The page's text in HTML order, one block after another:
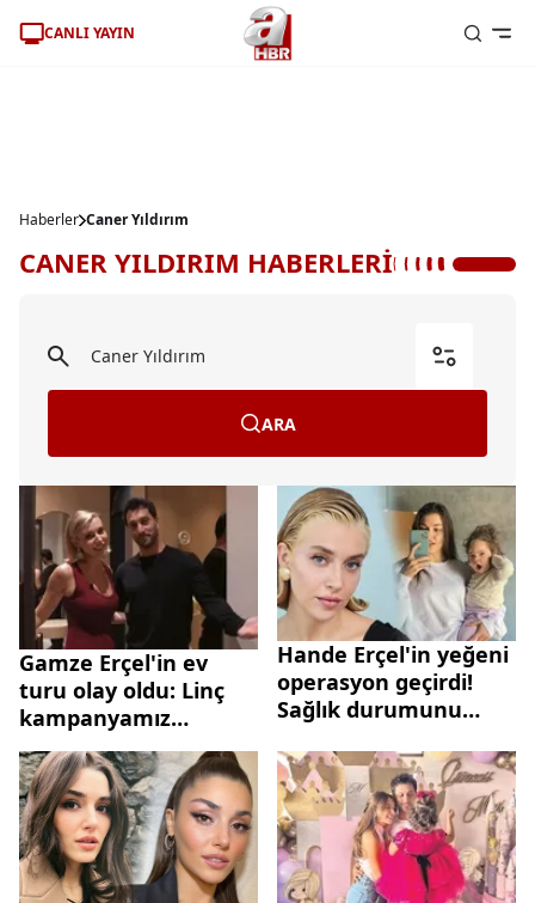
CANLI YAYIN
Haberler Caner Yıldırım
CANER YILDIRIM HABERLERİ
ARA
Gamze Erçel'in ev
turu olay oldu: Linç
kampanyamız
başlamıştır!
Hande Erçel'in yeğeni
operasyon geçirdi!
Sağlık durumunu